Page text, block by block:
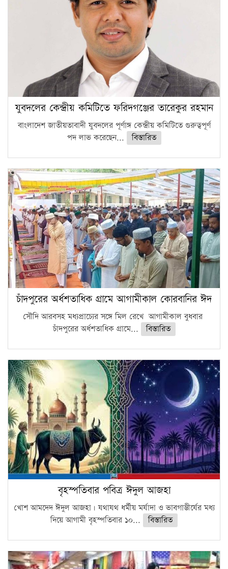
ফরিদগঞ্জে আগুনে পুড়লো ৬ ব্যবসা প্রতিষ্ঠান
যুবদলের কেন্দ্রীয় কমিটিতে ফরিদগঞ্জের তারেকুর রহমান
বাংলাদেশ জাতীয়তাবাদী যুবদলের পূর্ণাঙ্গ কেন্দ্রীয় কমিটিতে গুরুত্বপূর্ণ
পদ লাভ করেছেন...
বিস্তারিত
চাঁদপুরের অর্ধশতাধিক গ্রামে আগামীকাল কোরবানির ঈদ
সৌদি আরবসহ মধ্যপ্রাচ্যের সঙ্গে মিল রেখে আগামীকাল বুধবার
চাঁদপুরের অর্ধশতাধিক গ্রামে...
বিস্তারিত
বৃহস্পতিবার পবিত্র ঈদুল আজহা
খোশ আমদেদ ঈদুল আজহা। যথাযথ ধর্মীয় মর্যাদা ও ভাবগাম্ভীর্যের মধ্য
দিয়ে আগামী বৃহস্পতিবার ১০...
বিস্তারিত